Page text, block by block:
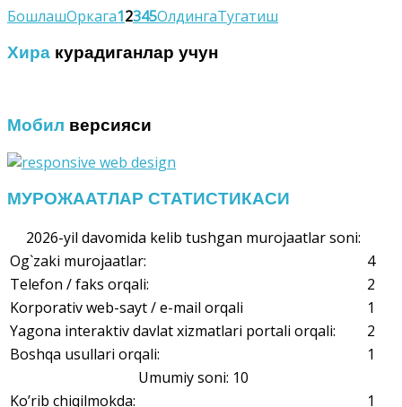
БошлашОркага12345ОлдингаТугатиш
Хира курадиганлар учун
Мобил версияси
МУРОЖААТЛАР СТАТИСТИКАСИ
2026-yil davomida kelib tushgan murojaatlar soni:
Og`zaki murojaatlar:
4
Telefon / faks orqali:
2
Korporativ web-sayt / e-mail orqali
1
Yagona interaktiv davlat xizmatlari portali orqali:
2
Boshqa usullari orqali:
1
Umumiy soni: 10
Ko’rib chiqilmokda:
1